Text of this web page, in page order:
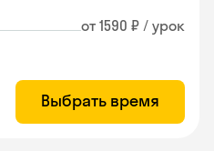
от 1590 ₽ / урок
Выбрать время